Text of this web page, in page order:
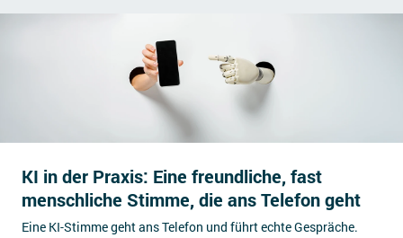
KI in der Praxis: Eine freundliche, fast
menschliche Stimme, die ans Telefon geht
Eine KI-Stimme geht ans Telefon und führt echte Gespräche.